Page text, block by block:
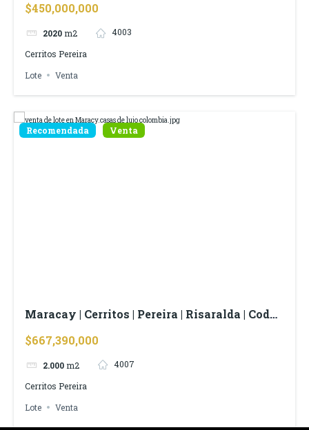
$450,000,000
2020 m2
4003
Cerritos Pereira
Lote
Venta
Recomendada Venta
Maracay | Cerritos | Pereira | Risaralda | Cod
$667,390,000
2.000 m2
4007
Cerritos Pereira
Lote
Venta